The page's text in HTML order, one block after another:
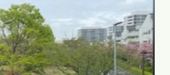
news
採用情報
recruitment